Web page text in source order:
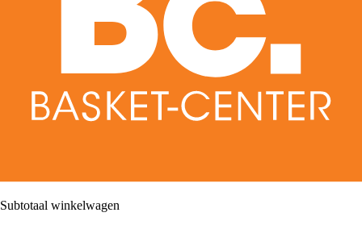
Subtotaal winkelwagen